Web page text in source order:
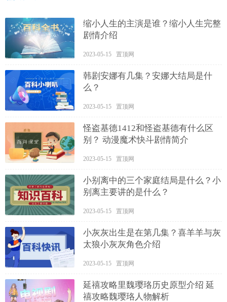
缩小人生的主演是谁？缩小人生完整
剧情介绍
2023-05-15 置顶网
韩剧安娜有几集？安娜大结局是什
么？
2023-05-15 置顶网
怪盗基德1412和怪盗基德有什么区
别？ 动漫魔术快斗剧情简介
2023-05-15 置顶网
小别离中的三个家庭结局是什么？小
别离主要讲的是什么？
2023-05-15 置顶网
小灰灰出生是在第几集？喜羊羊与灰
太狼小灰灰角色介绍
2023-05-15 置顶网
延禧攻略里魏璎珞历史原型介绍 延
禧攻略魏璎珞人物解析